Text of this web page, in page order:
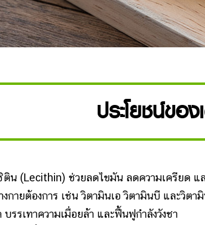
ประโยชน์ของ
ติน (Lecithin) ช่วยลดไขมัน ลดความเครียด แ
กายต้องการ เช่น วิตามินเอ วิตามินบี และวิต
บรรเทาความเมื่อยล้า และฟื้นฟูกำลังวังชา